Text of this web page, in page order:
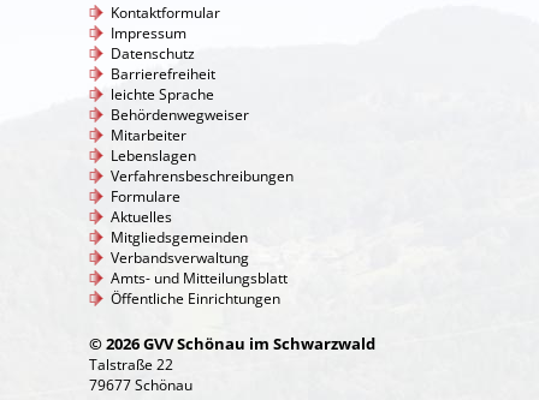
Kontaktformular
Impressum
Datenschutz
Barrierefreiheit
leichte Sprache
Behördenwegweiser
Mitarbeiter
Lebenslagen
Verfahrensbeschreibungen
Formulare
Aktuelles
Mitgliedsgemeinden
Verbandsverwaltung
Amts- und Mitteilungsblatt
Öffentliche Einrichtungen
© 2026 GVV Schönau im Schwarzwald
Talstraße 22
79677 Schönau